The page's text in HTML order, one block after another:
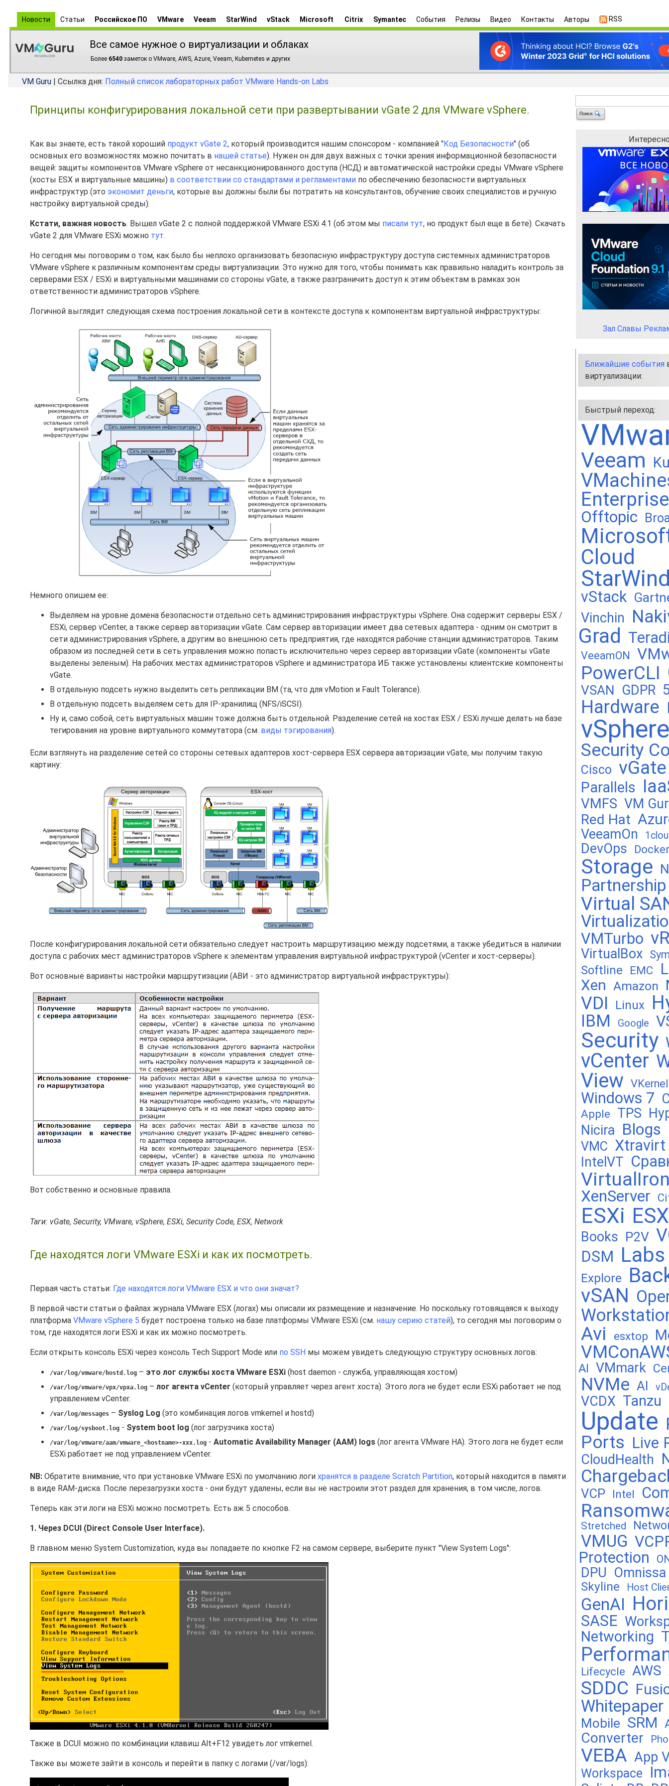
Новости Статьи Российское ПО VMware Veeam StarWind vStack Microsoft Citrix Symantec События Релизы Видео Контакты Авторы RSS
Все самое нужное о виртуализации и облаках
Более 6540 заметок о VMware, AWS, Azure, Veeam, Kubernetes и других
VM Guru | Ссылка дня: Полный список лабораторных работ VMware Hands-on Labs
Принципы конфигурирования локальной сети при развертывании vGate 2 для VMware vSphere.
Как вы знаете, есть такой хороший продукт vGate 2, который производится нашим спонсором - компанией "Код Безопасности" (об
основных его возможностях можно почитать в нашей статье). Нужен он для двух важных с точки зрения информационной безопасности
вещей: защиты компонентов VMware vSphere от несанкционированного доступа (НСД) и автоматической настройки среды VMware vSphere
(хосты ESX и виртуальные машины) в соответствии со стандартами и регламентами по обеспечению безопасности виртуальных
инфраструктур (это экономит деньги, которые вы должны были бы потратить на консультантов, обучение своих специалистов и ручную
настройку виртуальной среды).
Кстати, важная новость. Вышел vGate 2 с полной поддержкой VMware ESXi 4.1 (об этом мы писали тут, но продукт был еще в бете). Скачать
vGate 2 для VMware ESXi можно тут.
Но сегодня мы поговорим о том, как было бы неплохо организовать безопасную инфраструктуру доступа системных администраторов
VMware vSphere к различным компонентам среды виртуализации. Это нужно для того, чтобы понимать как правильно наладить контроль за
серверами ESX / ESXi и виртуальными машинами со стороны vGate, а также разграничить доступ к этим объектам в рамках зон
ответственности администраторов vSphere.
Логичной выглядит следующая схема построения локальной сети в контексте доступа к компонентам виртуальной инфраструктуры:
Немного опишем ее:
Выделяем на уровне домена безопасности отдельно сеть администрирования инфраструктуры vSphere. Она содержит серверы ESX /
ESXi, сервер vCenter, а также сервер авторизации vGate. Сам сервер авторизации имеет два сетевых адаптера - одним он смотрит в
сети администрирования vSphere, а другим во внешнюю сеть предприятия, где находятся рабочие станции администраторов. Таким
образом из последней сети в сеть управления можно попасть исключительно через сервер авторизации vGate (компоненты vGate
выделены зеленым). На рабочих местах администраторов vSphere и администратора ИБ также установлены клиентские компоненты
vGate.
В отдельную подсеть нужно выделить сеть репликации ВМ (та, что для vMotion и Fault Tolerance).
В отдельную подсеть выделяем сеть для IP-хранилищ (NFS/iSCSI).
Ну и, само собой, сеть виртуальных машин тоже должна быть отдельной. Разделение сетей на хостах ESX / ESXi лучше делать на базе
тегирования на уровне виртуального коммутатора (см. виды тэгирования).
Если взглянуть на разделение сетей со стороны сетевых адаптеров хост-сервера ESX сервера авторизации vGate, мы получим такую
картину:
После конфигурирования локальной сети обязательно следует настроить маршрутизацию между подсетями, а также убедиться в наличии
доступа с рабочих мест администраторов vSphere к элементам управления виртуальной инфраструктурой (vCenter и хост-серверы).
Вот основные варианты настройки маршрутизации (АВИ - это администратор виртуальной инфраструктуры):
Вот собственно и основные правила.
Таги: vGate, Security, VMware, vSphere, ESXi, Security Code, ESX, Network
Где находятся логи VMware ESXi и как их посмотреть.
Первая часть статьи: Где находятся логи VMware ESX и что они значат?
В первой части статьи о файлах журнала VMware ESX (логах) мы описали их размещение и назначение. Но поскольку готовящаяся к выходу
платформа VMware vSphere 5 будет построена только на базе платформы VMware ESXi (см. нашу серию статей), то сегодня мы поговорим о
том, где находятся логи ESXi и как их можно посмотреть.
Если открыть консоль ESXi через консоль Tech Support Mode или по SSH мы можем увидеть следующую структуру основных логов:
/var/log/vmware/hostd.log – это лог службы хоста VMware ESXi (host daemon - служба, управляющая хостом)
/var/log/vmware/vpx/vpxa.log – лог агента vCenter (который управляет через агент хоста). Этого лога не будет если ESXi работает не под
управлением vCenter.
/var/log/messages – Syslog Log (это комбинация логов vmkernel и hostd)
/var/log/sysboot.log - System boot log (лог загрузчика хоста)
/var/log/vmware/aam/vmware_<hostname>-xxx.log - Automatic Availability Manager (AAM) logs (лог агента VMware HA). Этого лога не будет если
ESXi работает не под управлением vCenter.
NB: Обратите внимание, что при установке VMware ESXi по умолчанию логи хранятся в разделе Scratch Partition, который находится в памяти
в виде RAM-диска. После перезагрузки хоста - они будут удалены, если вы не настроили этот раздел для хранения, в том числе, логов.
Теперь как эти логи на ESXi можно посмотреть. Есть аж 5 способов.
1. Через DCUI (Direct Console User Interface).
В главном меню System Customization, куда вы попадаете по кнопке F2 на самом сервере, выберите пункт "View System Logs":
Также в DCUI можно по комбинации клавиш Alt+F12 увидеть лог vmkernel.
Также вы можете зайти в консоль и перейти в папку с логами (/var/logs):
Зал Славы
Ближайшие события
виртуализации:
Быстрый переход:
Veeam
Enterprise
Offtopic
Cloud
vStack
Vinchin
Grad
VeeamON
PowerCLI
VSAN GDPR
Hardware
vSphere
Security
Cisco vGate
Parallels
VMFS VM
Red Hat
VeeamOn
DevOps Docker
Storage
Partnership
Virtual
VMTurbo
VirtualBox
Softline EMC
Xen Amazon
VDI Linux
IBM Google
Security
vCenter
View VKernel
Windows 7
Apple TPS
Nicira Blogs
VMC Xtravirt
IntelVT
XenServer
ESXi ESX
Books P2V
DSM Labs
Explore
vSAN
Avi esxtop
AI VMmark
NVMe AI
VCDX Tanzu
Update
Ports Live
CloudHealth
VCP Intel
Stretched
VMUG
Protection
DPU Omnissa
Skyline Host
GenAI
SASE
Networking
Lifecycle AWS
SDDC
Whitepaper
Mobile SRM
Converter
VEBA App
Workspace